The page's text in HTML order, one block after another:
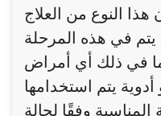
النوع من العلاج
في هذه المرحلة
في ذلك أي أمراض
وفقًا لحالة